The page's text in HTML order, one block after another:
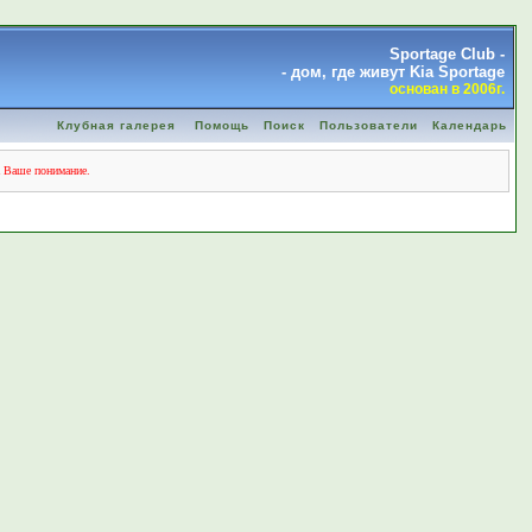
Sportage Club -
- дом, где живут Kia Sportage
основан в 2006г.
Клубная галерея Помощь Поиск Пользователи Календарь
понимание.